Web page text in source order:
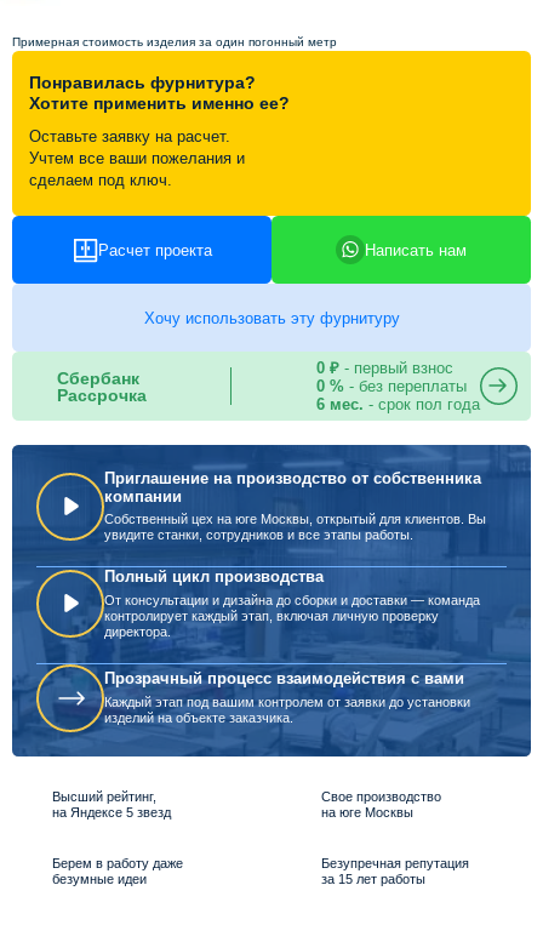
Контакты
Примерная стоимость изделия за один погонный метр
Понравилась фурнитура?
Хотите применить именно ее?
Оставьте заявку на расчет.
Учтем все ваши пожелания и
сделаем под ключ.
Расчет проекта Написать нам
Хочу использовать эту фурнитуру
Сбербанк
Рассрочка
0 ₽- первый взнос
0 %- без переплаты
6 мес. - срок пол года
Приглашение на производство от собственника
компании
Собственный цех на юге Москвы, открытый для клиентов. Вы
увидите станки, сотрудников и все этапы работы.
Полный цикл производства
От консультации и дизайна до сборки и доставки — команда
контролирует каждый этап, включая личную проверку
директора.
Прозрачный процесс взаимодействия с вами
Каждый этап под вашим контролем от заявки до установки
изделий на объекте заказчика.
Высший рейтинг,
на Яндексе 5 звезд
Свое производство
на юге Москвы
Берем в работу даже
безумные идеи
Безупречная репутация
за 15 лет работы